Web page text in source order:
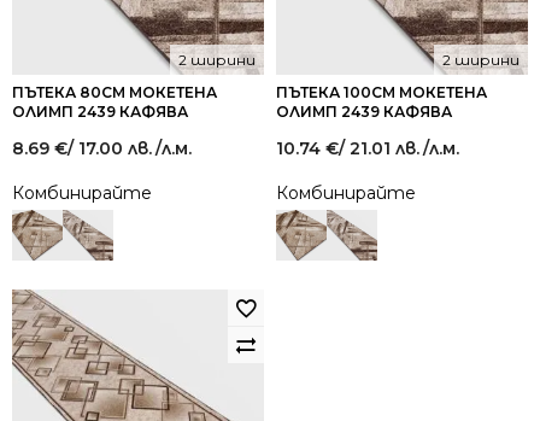
ПЪТЕКА 80СМ МОКЕТЕНА
ОЛИМП 2439 КАФЯВА
2 ширини
8.69 €/ 17.00 лв./л.м.
Комбинирайте
ПЪТЕКА 100СМ МОКЕТЕНА
ОЛИМП 2439 КАФЯВА
2 ширини
10.74 €/ 21.01 лв./л.м.
Комбинирайте